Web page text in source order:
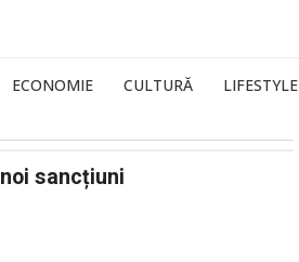
ECONOMIE CULTURĂ LIFESTYLE
sancțiuni